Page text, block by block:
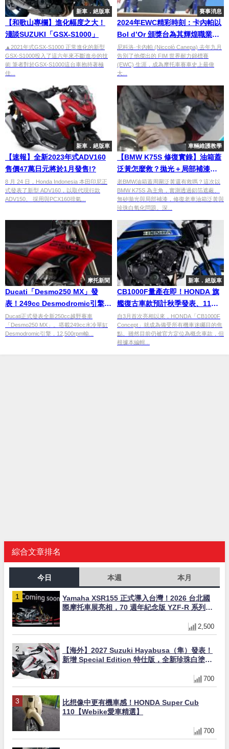
新車．絕版車
【和歌山專欄】進化幅度之大！
淺談SUZUKI「GSX-S1000」
▲2021年式GSX-S1000 正常進化的新型
GSX-S1000投入了這六年來不斷進步的技
術 筆者對於GSX-S1000這台車抱持著極
佳...
賽事消息
2024年EWC精彩時刻：卡內帕以
Bol d’Or 頒獎台為其輝煌職業生
涯畫下句點
尼科洛·卡內帕 (Niccolò Canepa) 去年九月
告別了他傑出的 FIM 世界耐力錦標賽
(EWC) 生涯，成為摩托車賽車史上最偉
大...
新車．絕版車
【速報】全新2023年式ADV160
售價47萬日元將於1月發售!?
8 月 24 日，Honda Indonesia 本田印尼正
式發表了新型 ADV160，以取代現行款
ADV150。 採用與PCX160排氣...
車輛維護教學
【BMW K75S 修復實錄】油箱蓋
泛黃怎麼救？拋光＋局部補漆修
復老BMW二手進口車外觀問題｜
Vol.20
老BMW油箱蓋周圍泛黃還有救嗎？這次以
BMW K75S 為主角，實測透過鋁箔遮蔽、
無矽拋光與局部補漆，修復老車油箱泛黃與
珍珠白氧化問題。深...
摩托新聞
Ducati「Desmo250 MX」發
表！249cc Desmodromic引擎最
高15,000rpm×循跡控制×預測性
維護，越野250cc新標竿
Ducati正式發表全新250cc越野賽車
「Desmo250 MX」。搭載249cc水冷單缸
Desmodromic引擎，12,500rpm輸...
新車．絕版車
CB1000F量產在即！HONDA 旗
艦復古車款預計秋季發表、11月
發售
自3月首次亮相以來，HONDA「CB1000F
Concept」就成為備受所有機車迷矚目的焦
點。雖然目前仍被官方定位為概念車款，但
根據本編輯...
綜合文章排名
今日 本週 本月
Yamaha XSR155 正式導入台灣！2026 台北國
際摩托車展亮相，70 週年紀念版 YZF-R 系列限
2,500
【海外】2027 Suzuki Hayabusa（隼）發表！
新增 Special Edition 特仕版，全新珍珠白塗裝
700
比想像中更有機車感！HONDA Super Cub
110【Webike愛車精選】
700